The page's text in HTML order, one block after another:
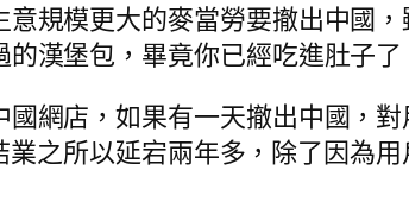
規模更大的麥當勞要撤出中國
漢堡包，畢竟你已經吃進肚子了
網店，如果有一天撤出中國，
之所以延宕兩年多，除了因為